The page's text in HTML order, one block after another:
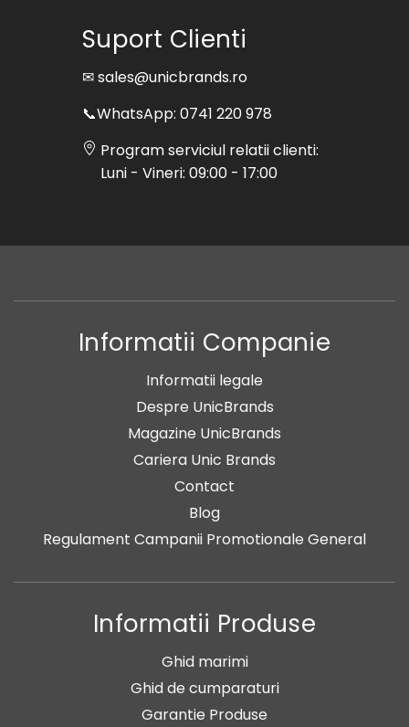
Suport Clienti
✉ sales@unicbrands.ro
📞WhatsApp: 0741 220 978
Program serviciul relatii clienti:
Luni - Vineri: 09:00 - 17:00
Informatii Companie
Informatii legale
Despre UnicBrands
Magazine UnicBrands
Cariera Unic Brands
Contact
Blog
Regulament Campanii Promotionale General
Informatii Produse
Ghid marimi
Ghid de cumparaturi
Garantie Produse